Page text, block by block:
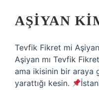
AŞIYAN
Tevfik Fikret mi
Aşiyan mı Tevfik
ama ikisinin bir araya
yarattığı kesin.